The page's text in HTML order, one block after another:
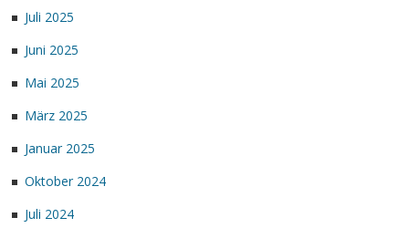
Juli 2025
Juni 2025
Mai 2025
März 2025
Januar 2025
Oktober 2024
Juli 2024